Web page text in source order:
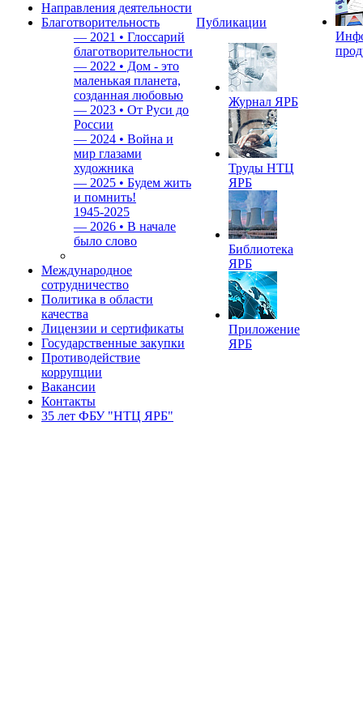
Направления деятельности
Благотворительность
— 2021 • Глоссарий
благотворительности
— 2022 • Дом - это
маленькая планета,
созданная любовью
— 2023 • От Руси до
России
— 2024 • Война и
мир глазами
художника
— 2025 • Будем жить
и помнить!
1945-2025
— 2026 • В начале
было слово
Международное
сотрудничество
Политика в области
качества
Лицензии и сертификаты
Государственные закупки
Противодействие
коррупции
Вакансии
Контакты
35 лет ФБУ "НТЦ ЯРБ"
Публикации
Журнал ЯРБ
Труды НТЦ
ЯРБ
Библиотека
ЯРБ
Приложение
ЯРБ